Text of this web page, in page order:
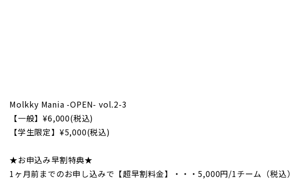
Molkky Mania -OPEN- vol.2-3
【一般】¥6,000(税込)
【学生限定】¥5,000(税込)
★お申込み早割特典★
1ヶ月前までのお申し込みで【超早割料金】・・・5,000円/1チーム（税込）